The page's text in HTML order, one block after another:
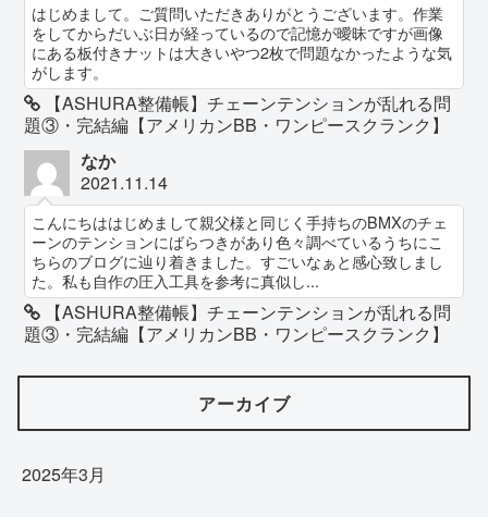
はじめまして。ご質問いただきありがとうございます。作業
をしてからだいぶ日が経っているので記憶が曖昧ですが画像
にある板付きナットは大きいやつ2枚で問題なかったような気
がします。
【ASHURA整備帳】チェーンテンションが乱れる問
題③・完結編【アメリカンBB・ワンピースクランク】
なか
2021.11.14
こんにちははじめまして親父様と同じく手持ちのBMXのチェ
ーンのテンションにばらつきがあり色々調べているうちにこ
ちらのブログに辿り着きました。すごいなぁと感心致しまし
た。私も自作の圧入工具を参考に真似し...
【ASHURA整備帳】チェーンテンションが乱れる問
題③・完結編【アメリカンBB・ワンピースクランク】
アーカイブ
2025年3月